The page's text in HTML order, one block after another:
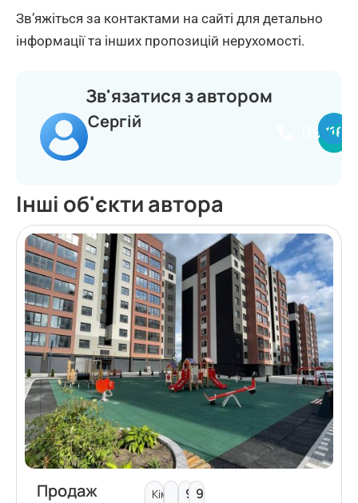
Зв’яжіться за контактами на сайті для детально
інформації та інших пропозицій нерухомості.
Зв'язатися з автором
Сергій
Інші об'єкти автора
Продаж
Кімнат:9 9